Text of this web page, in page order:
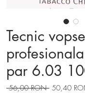
Tecnic
par 6.03
56,00 RON Preț
50,40